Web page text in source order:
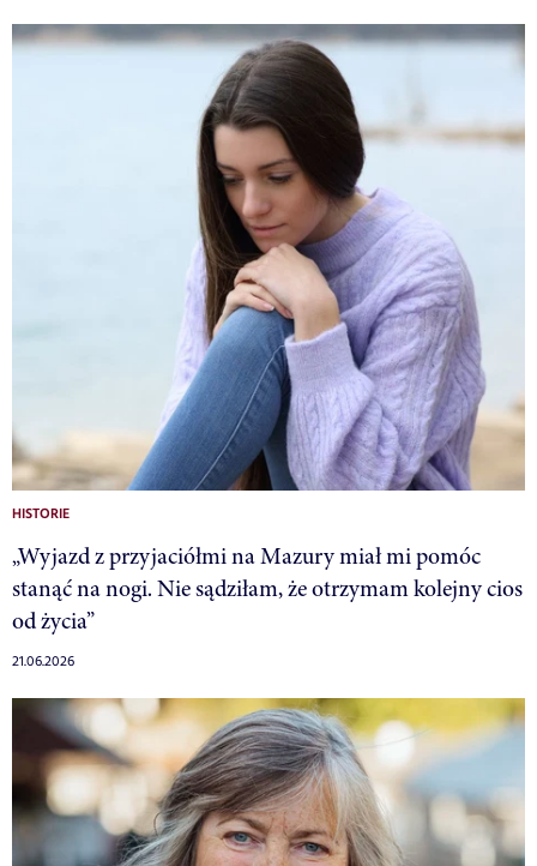
HISTORIE
„Wyjazd z przyjaciółmi na Mazury miał mi pomóc
stanąć na nogi. Nie sądziłam, że otrzymam kolejny cios
od życia”
21.06.2026